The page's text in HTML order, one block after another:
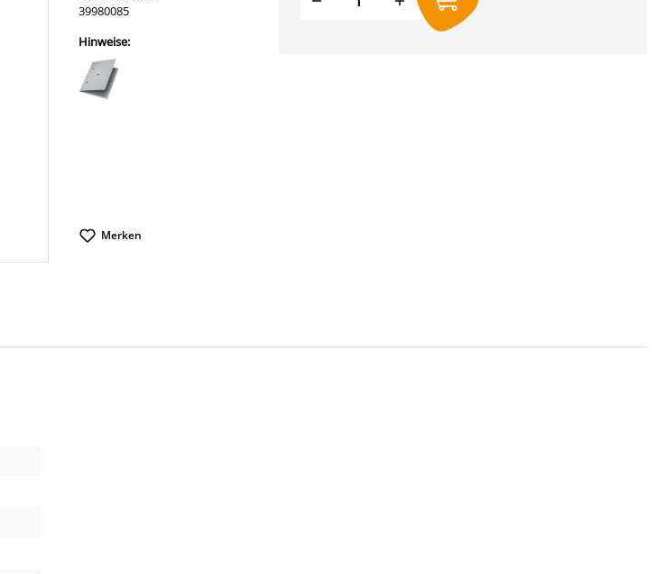
39980085
Hinweise:
Merken